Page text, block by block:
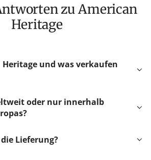
Heritage
Heritage und was verkaufen
oder nur innerhalb
Lieferung?